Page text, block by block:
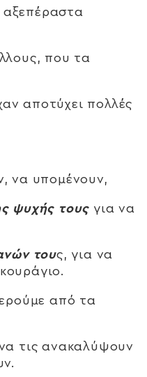
που τα
αποτύχει πολλές
να υπομένουν,
ψυχής τους για να
τους, για να
από τα
τις ανακαλύψουν